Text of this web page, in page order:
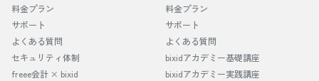
料金プラン
サポート
よくある質問
セキュリティ体制
freee会計 × bixid
料金プラン
サポート
よくある質問
bixidアカデミー基礎講座
bixidアカデミー実践講座